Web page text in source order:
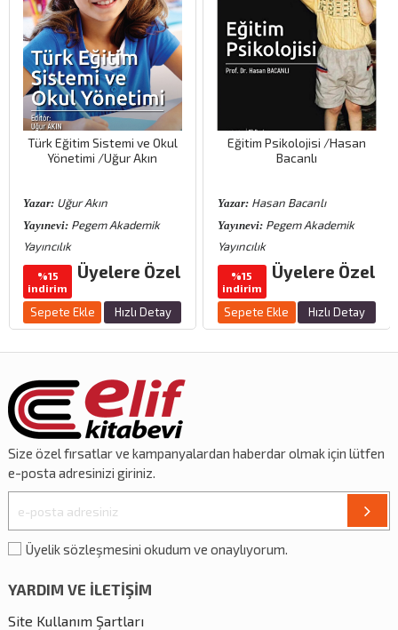
Türk Eğitim Sistemi ve Okul
Yönetimi /Uğur Akın
Yazar: Uğur Akın
Yayınevi: Pegem Akademik
Yayıncılık
%15
indirim
Üyelere Özel
Sepete Ekle Hızlı Detay
Eğitim Psikolojisi /Hasan
Bacanlı
Yazar:Hasan Bacanlı
Yayınevi:Pegem Akademik
Yayıncılık
%15
indirim
Üyelere Özel
Sepete Ekle Hızlı Detay
Size özelfırsatlarve kampanyalardan haberdar olmak için lütfen
e-posta adresinizi giriniz.
Üyelik sözleşmesini okudum ve onaylıyorum.
YARDIM VE İLETİŞİM
Site Kullanım Şartları